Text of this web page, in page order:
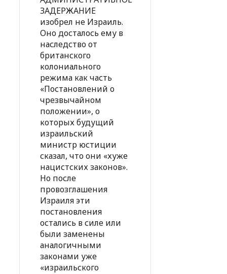
ЗАДЕРЖАНИЕ
изобрел не Израиль.
Оно досталось ему в
наследство от
британского
колониального
режима как часть
«Постановлений о
чрезвычайном
положении», о
которых будущий
израильский
министр юстиции
сказал, что они «хуже
нацистских законов».
Но после
провозглашения
Израиля эти
постановления
остались в силе или
были заменены
аналогичными
законами уже
«израильского